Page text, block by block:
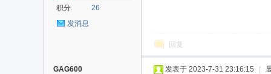
积分
26
发消息
回复
GAG600 发表于 2023-7-31 23:16:15